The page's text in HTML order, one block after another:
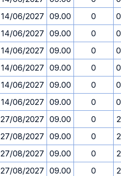
14/06/2027 09.00 0
14/06/2027 09.00 0
14/06/2027 09.00 0
14/06/2027 09.00 0
14/06/2027 09.00 0
14/06/2027 09.00 0
27/08/2027 09.00 0
27/08/2027 09.00 0
27/08/2027 09.00 0
27/08/2027 09.00 0